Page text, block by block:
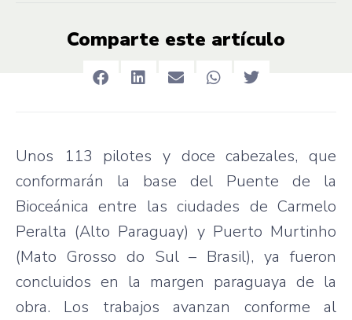
Comparte este artículo
Unos 113 pilotes y doce cabezales, que
conformarán la base del Puente de la
Bioceánica entre las ciudades de Carmelo
Peralta (Alto Paraguay) y Puerto Murtinho
(Mato Grosso do Sul – Brasil), ya fueron
concluidos en la margen paraguaya de la
obra. Los trabajos avanzan conforme al